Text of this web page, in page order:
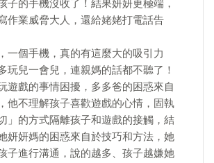
子的手機沒收了！結果妍妍更極端，
作業威脅大人，還給姥姥打電話告
一個手機，真的有這麼大的吸引力
玩兒一會兒，連親媽的話都不聽了！
遊戲的事情困擾，多多爸的困惑來自
他不理解孩子喜歡遊戲的心情，固執
」的方式隔離孩子和遊戲的接觸，結
妍妍媽的困惑來自於技巧和方法，她
子進行溝通，說的越多、孩子越嫌她